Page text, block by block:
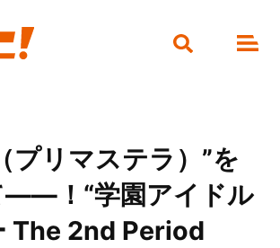
プリマステラ）”を
――！“学園アイドル
The 2nd Period